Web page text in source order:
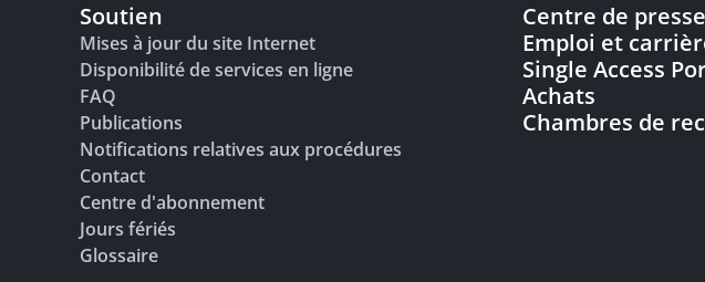
Soutien
Mises à jour du site Internet
Disponibilité de services en ligne
FAQ
Publications
Notifications relatives aux procédures
Contact
Centre d'abonnement
Jours fériés
Glossaire
Centre de presse
Emploi et
Single Access
Achats
Chambres de